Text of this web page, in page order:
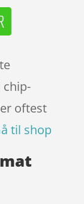
oftest
til shop